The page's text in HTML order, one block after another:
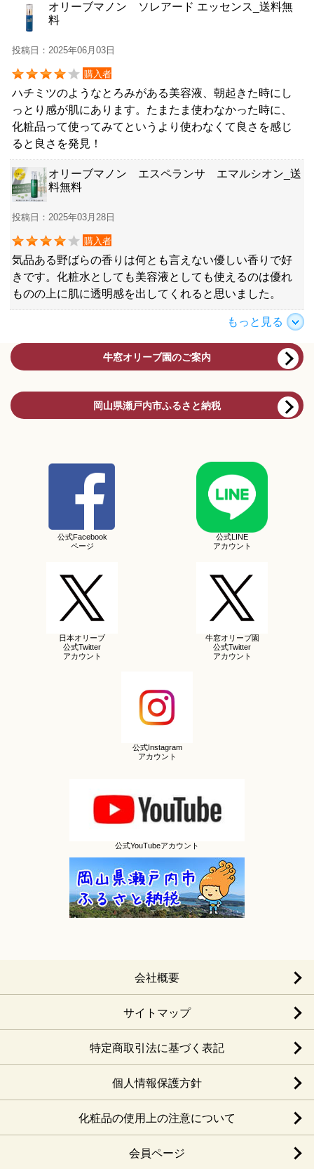
オリーブマノン ソレアード エッセンス_送料無
料
投稿日：2025年06月03日
購入者
ハチミツのようなとろみがある美容液、朝起きた時にし
っとり感が肌にあります。たまたま使わなかった時に、
化粧品って使ってみてというより使わなくて良さを感じ
ると良さを発見！
オリーブマノン エスペランサ エマルシオン_送
料無料
投稿日：2025年03月28日
購入者
気品ある野ばらの香りは何とも言えない優しい香りで好
きです。化粧水としても美容液としても使えるのは優れ
ものの上に肌に透明感を出してくれると思いました。
もっと見る
牛窓オリーブ園のご案内
岡山県瀬戸内市ふるさと納税
公式Facebook
ページ
公式LINE
アカウント
日本オリーブ
公式Twitter
アカウント
牛窓オリーブ園
公式Twitter
アカウント
公式Instagram
アカウント
公式YouTubeアカウント
会社概要
サイトマップ
特定商取引法に基づく表記
個人情報保護方針
化粧品の使用上の注意について
会員ページ